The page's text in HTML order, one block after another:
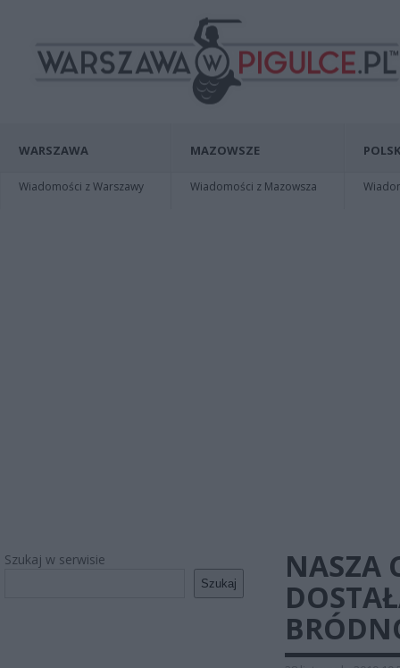
WARSZAWA
Wiadomości z Warszawy
MAZOWSZE
Wiadomości z Mazowsza
Szukaj w serwisie
Szukaj
NASZA